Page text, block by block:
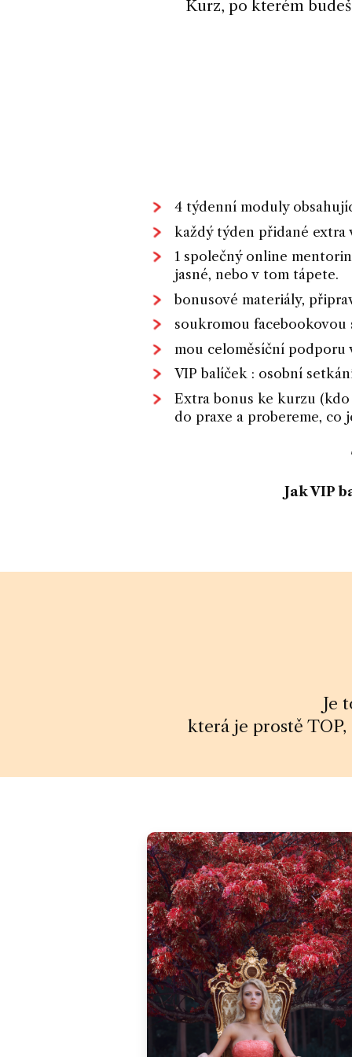
Kurz, po kterém
4 týdenní moduly
každý týden přidané extra
1 společný online
jasné, nebo v tom tápete.
bonusové materiály,
soukromou
mou celoměsíční podporu
VIP balíček : osobní
Extra bonus ke kurzu
do praxe a probereme, co
Jak VIP
Je
která je prostě